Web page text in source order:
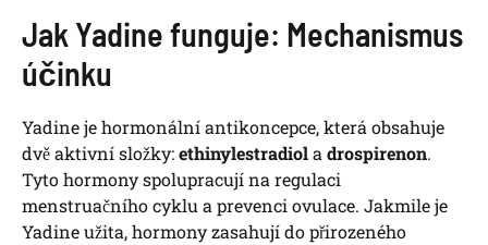
Jak Yadine funguje: Mechanismus
účinku
Yadine je hormonální antikoncepce, která obsahuje
dvě aktivní složky:ethinylestradioladrospirenon.
Tyto hormony spolupracují na regulaci
menstruačního cyklu a prevenci ovulace. Jakmile je
Yadine užita, hormony zasahují do přirozeného